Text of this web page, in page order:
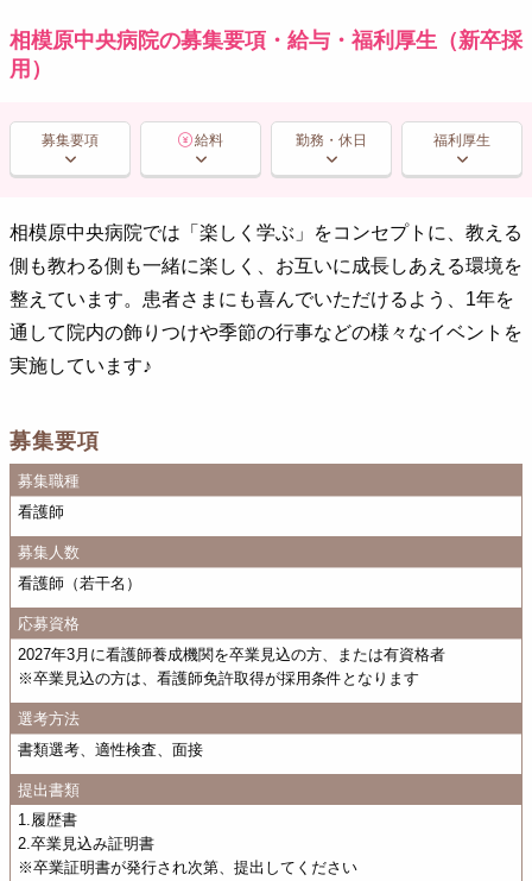
相模原中央病院の募集要項・給与・福利厚生（新卒採
用）
募集要項 給料 勤務・休日 福利厚生
相模原中央病院では「楽しく学ぶ」をコンセプトに、教える
側も教わる側も一緒に楽しく、お互いに成長しあえる環境を
整えています。患者さまにも喜んでいただけるよう、1年を
通して院内の飾りつけや季節の行事などの様々なイベントを
実施しています♪
募集要項
募集職種
看護師
募集人数
看護師（若干名）
応募資格
2027年3月に看護師養成機関を卒業見込の方、または有資格者
※卒業見込の方は、看護師免許取得が採用条件となります
選考方法
書類選考、適性検査、面接
提出書類
1.履歴書
2.卒業見込み証明書
※卒業証明書が発行され次第、提出してください